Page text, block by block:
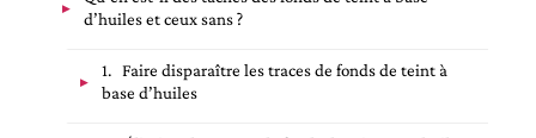
d’huiles et ceux sans ?
1. Faire disparaître les traces de fonds de teint à
base d’huiles